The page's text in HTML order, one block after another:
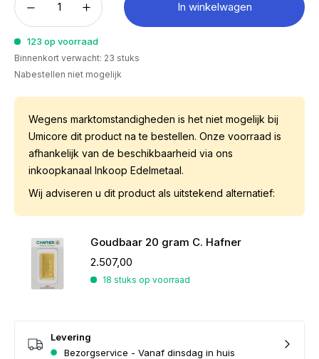
In winkelwagen
123 op voorraad
Binnenkort verwacht: 23 stuks
Nabestellen niet mogelijk
Wegens marktomstandigheden is het niet mogelijk bij
Umicore dit product na te bestellen. Onze voorraad is
afhankelijk van de beschikbaarheid via ons
inkoopkanaal Inkoop Edelmetaal.
Wij adviseren u dit product als uitstekend alternatief:
Goudbaar 20 gram C. Hafner
2.507,00
18 stuks op voorraad
Levering
Bezorgservice - Vanaf dinsdag in huis